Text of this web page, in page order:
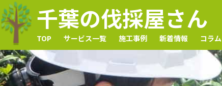
千葉の伐採屋さん
TOP サービス一覧 施工事例 新着情報 コラム